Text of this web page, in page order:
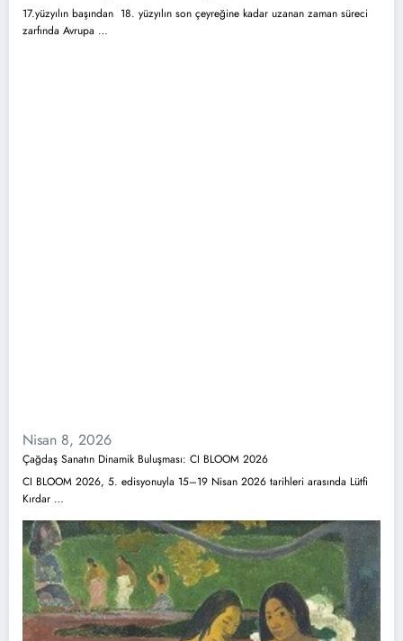
17.yüzyılın başından 18. yüzyılın son çeyreğine kadar uzanan zaman süreci
zarfında Avrupa …
Nisan 8, 2026
Çağdaş Sanatın Dinamik Buluşması: CI BLOOM 2026
CI BLOOM 2026, 5. edisyonuyla 15–19 Nisan 2026 tarihleri arasında Lütfi
Kırdar …